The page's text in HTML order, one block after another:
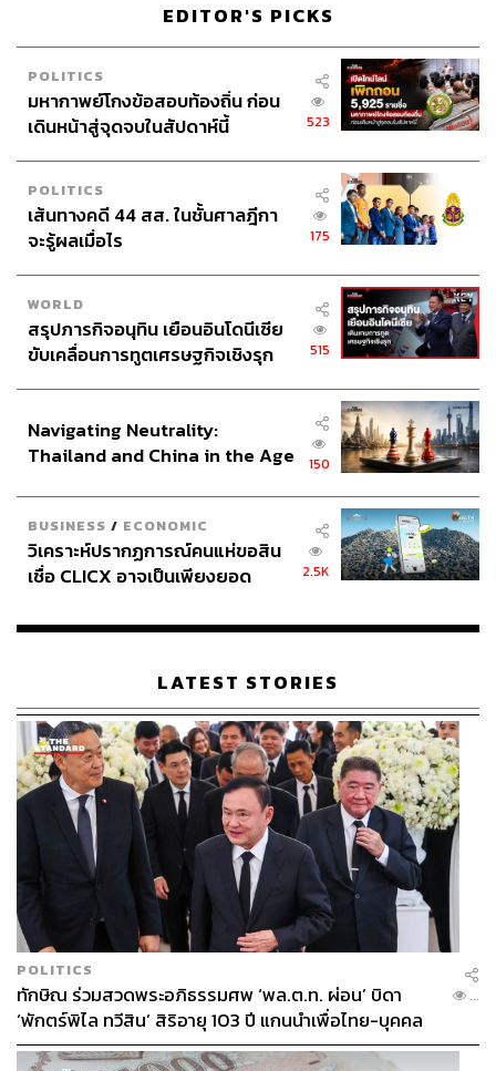
EDITOR'S PICKS
POLITICS
มหากาพย์โกงข้อสอบท้องถิ่น ก่อน
เดินหน้าสู่จุดจบในสัปดาห์นี้
523
POLITICS
เส้นทางคดี 44 สส. ในชั้นศาลฎีกา
จะรู้ผลเมื่อไร
175
WORLD
สรุปภารกิจอนุทิน เยือนอินโดนีเซีย
ขับเคลื่อนการทูตเศรษฐกิจเชิงรุก
515
Navigating Neutrality:
Thailand and China in the Age
150
BUSINESS / ECONOMIC
วิเคราะห์ปรากฏการณ์คนแห่ขอสิน
เชื่อ CLICX อาจเป็นเพียงยอด
เรือนไทยที่ถูกซุกไว้
2.5K
LATEST STORIES
POLITICS
ทักษิณ ร่วมสวดพระอภิธรรมศพ ‘พล.ต.ท. ผ่อน’ บิดา
‘พักตร์พิไล ทวีสิน’ สิริอายุ 103 ปี แกนนำเพื่อไทย-บุคคล
หลากวงการร่วมอาลัย
...